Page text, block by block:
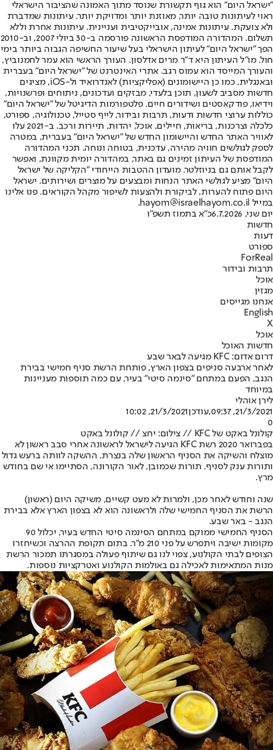
"ישראל היום" הוא גוף תקשורת שנוסד מתוך האמונה שהציבור הישראלי
ראוי לעיתונות טובה יותר, מאוזנת יותר ומדויקת יותר. עיתונות שמדברת
ולא צועקת. עיתונות אמינה, אובייקטיבית ועניינית. עיתונות אחרת וללא
תשלום. המהדורה המודפסת הראשונה פורסמה ב-30 ביולי 2007, וב-2010
הפך "ישראל היום" לעיתון הישראלי בעל שיעור החשיפה הגבוה ביותר בימי
חול. מו"ל העיתון היא ד"ר מרים אדלסון. העורך הראשי הוא עמר לחמנוביץ,
והעורך המייסד הוא עמוס רגב. אתרי האינטרנט של "ישראל היום" בעברית
ובאנגלית, כמו כן היישומונים (אפליקציות) לאנדרואיד ול-iOS, מציגים
חדשות מסביב לשעון, תוכן בלעדי, מבזקים ועדכונים, ניתוחים ופרשנויות,
וידיאו, פודקאסטים ושידורים חיים. פלטפורמות הדיגיטל של "ישראל היום"
כוללות ערוצי חדשות ודעות, תרבות ובידור, לייף סטייל, טכנולוגיה, ספורט,
כלכלה וצרכנות, בריאות, חיילים, אוכל, יהדות, תיירות ורכב. ב-2021 עלו
לאוויר האתר החדש והיישומון החדש של "ישראל היום" בעברית, במטרה
לספק לגולשים חוויה מהירה, עדכנית, בטוחה ונוחה. תכני המהדורה
המודפסת של העיתון זמינים גם באתר, במהדורה יומית מקוונת, ואפשר
לקבל אותם גם בניוזלטר. מועדון ההטבות הייחודי "הקליקה של ישראל
היום" מציע לגולשי האתר הנחות ומבצעים על מוצרים ושירותים. ישראל
היום פתוח להערות, לביקורת ולהצעות לשיפור מקהל הקוראים. פנו אלינו
במייל hayom@israelhayom.co.il.
יום שני, 6.7.2026
כ"א בתמוז תשפ"ו
חדשות
דעות
ספורט
ForReal
תרבות ובידור
אוכל
מגזין
אנחנו מגייסים
English
X
אוכל
חדשות האוכל
דרום אדום: KFC מגיעה לבאר שבע
לאחר ארבעה סניפים בצפון הארץ, פותחת הרשת סניף חמישי בבירת
הנגב, הפעם במתחם "סינמה סיטי" בעיר, עם כמה תוספות מעניינות
במיוחד
לירן אוהלי
21/3/2021, 09:37
,עודכן21/3/2021, 10:02
0
קולונל באקט של KFC // צילום: יחצ // קולונל באקט
בפברואר 2020 רשת KFC הגיעה לישראל לראשונה אחרי סבב ראשון לא
מוצלח והשיקה את הסניף הראשון שלה בנצרת. ההשקה לוותה ברעש גדול
ותורות ענק לסניף. תורות שכמובן, לאור הקורונה, הסתיימו אי שם בחודש
מרץ.
שנה וחודש לאחר מכן, ולמרות לא מעט קשיים, משיקה היום (ראשון)
הרשת את הסניף החמישי שלה ולראשונה הוא לא בצפון הארץ אלא בבירת
הנגב - באר שבע.
הסניף החמישי ממוקם במתחם הסינמה סיטי החדש בעיר, יכלול 90
מקומות ישיבה ויתפרש על פני 210 מ"ר. בתום תקופת ההרצה וכשיחזרו
הצופים לבתי הקולנוע, צפוי לנו גם שיתוף פעולה במסגרתו תמכור הרשת
מנות המתאימות לאכילה גם באולמות הקולנוע ואטרקציות נוספות.